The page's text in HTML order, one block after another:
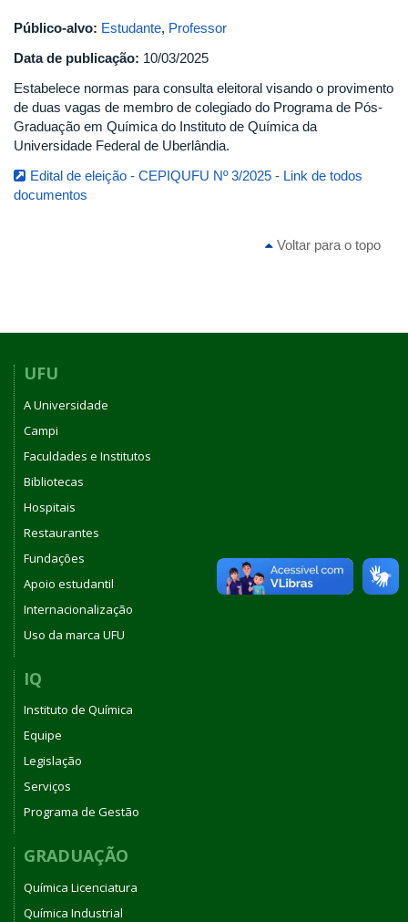
Público-alvo: Estudante, Professor
Data de publicação: 10/03/2025
Estabelece normas para consulta eleitoral visando o provimento
de duas vagas de membro de colegiado do Programa de Pós-
Graduação em Química do Instituto de Química da
Universidade Federal de Uberlândia.
Edital de eleição - CEPIQUFU Nº 3/2025 - Link de todos
documentos
Voltar para o topo
UFU
A Universidade
Campi
Faculdades e Institutos
Bibliotecas
Hospitais
Restaurantes
Fundações
Apoio estudantil
Internacionalização
Uso da marca UFU
IQ
Instituto de Química
Equipe
Legislação
Serviços
Programa de Gestão
GRADUAÇÃO
Química Licenciatura
Química Industrial